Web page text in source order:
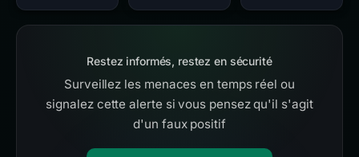
Restez informés, restez en sécurité
Surveillez les menaces en temps réel ou
signalez cette alerte si vous pensez qu'il s'agit
d'un faux positif